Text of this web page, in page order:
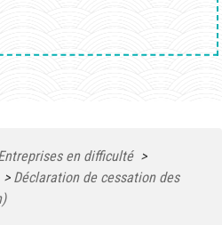
en difficulté >
> Déclaration de cessation des